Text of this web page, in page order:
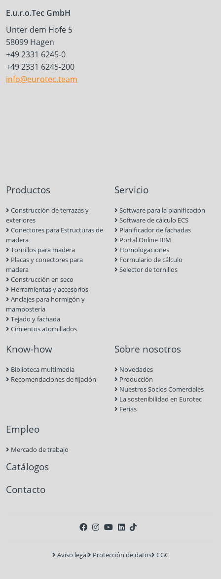
E.u.r.o.Tec GmbH
Unter dem Hofe 5
58099 Hagen
+49 2331 6245-0
+49 2331 6245-200
info@eurotec.team
Productos
Construcción de terrazas y
exteriores
Conectores para Estructuras de
madera
Tornillos para madera
Placas y conectores para
madera
Construcción en seco
Herramientas y accesorios
Anclajes para hormigón y
mampostería
Tejado y fachada
Cimientos atornillados
Servicio
Software para la planificación
Software de cálculo ECS
Planificador de fachadas
Portal Online BIM
Homologaciones
Formulario de cálculo
Selector de tornillos
Know-how
Biblioteca multimedia
Recomendaciones de fijación
Sobre nosotros
Novedades
Producción
Nuestros Socios Comerciales
La sostenibilidad en Eurotec
Ferias
Empleo
Mercado de trabajo
Catálogos
Contacto
Aviso legal Protección de datos CGC